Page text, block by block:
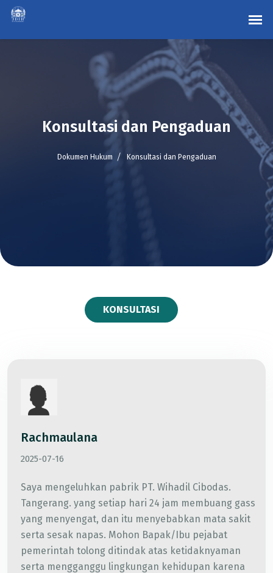
Konsultasi dan Pengaduan
Dokumen Hukum Konsultasi dan Pengaduan
KONSULTASI
Rachmaulana
2025-07-16
Saya mengeluhkan pabrik PT. Wihadil Cibodas.
Tangerang. yang setiap hari 24 jam membuang gass
yang menyengat, dan itu menyebabkan mata sakit
serta sesak napas. Mohon Bapak/Ibu pejabat
pemerintah tolong ditindak atas ketidaknyaman
serta mengganggu lingkungan kehidupan karena